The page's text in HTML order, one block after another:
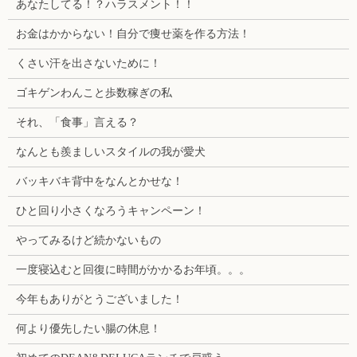
あなたしてる！？ハラスメント！！
お金はかからない！自分で痩せ薬を作る方法！
くさい汗を出さないために！
ゴキゲンわんこと歩数稼ぎの私
それ、「食事」言える？
なんとも羨ましいスタイルの我が愛犬
バッキバキ背中をなんとかせな！
ひと回り小さくなろうキャンペーン！
やってみるけど続かないもの
一度寝込むと回復に時間がかかるお年頃。。。
今年もありがとうございました！
何より優先したい腸の休息！